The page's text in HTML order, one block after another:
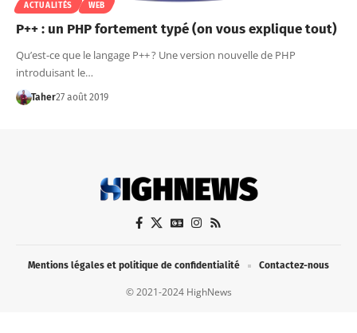
ACTUALITÉS WEB
P++ : un PHP fortement typé (on vous explique tout)
Qu’est-ce que le langage P++ ? Une version nouvelle de PHP
introduisant le…
Taher27 août 2019
© 2021-2024 HighNews
Mentions légales et politique de confidentialité Contactez-nous